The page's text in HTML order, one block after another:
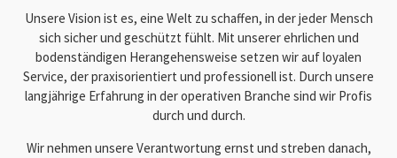
Unsere Vision ist es, eine Welt zu schaffen, in der jeder Mensch
sich sicher und geschützt fühlt. Mit unserer ehrlichen und
bodenständigen Herangehensweise setzen wir auf loyalen
Service, der praxisorientiert und professionell ist. Durch unsere
langjährige Erfahrung in der operativen Branche sind wir Profis
durch und durch.
Wir nehmen unsere Verantwortung ernst und streben danach,